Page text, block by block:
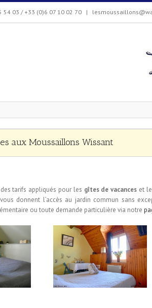
54 03 / +33 (0)6 07 10 02 70 |
aux Moussaillons Wissant
tarifs appliqués pour les gîtes de vacances et
donnent l’accès au jardin commun sans
ou toute demande particulière via notre